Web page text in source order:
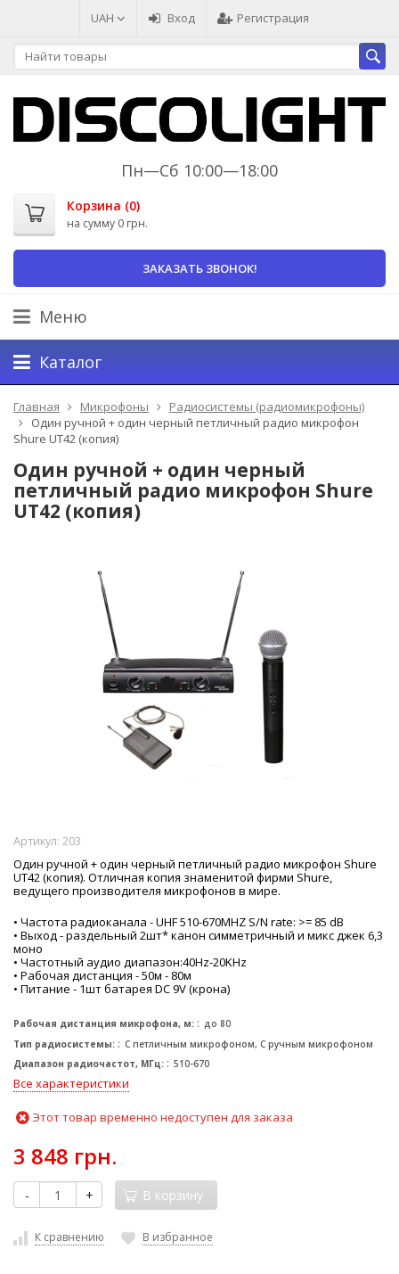
UAH Вход Регистрация
Пн—Сб 10:00—18:00
Корзина (0)
на сумму 0 грн.
ЗАКАЗАТЬ ЗВОНОК!
Меню
Каталог
Главная Микрофоны
Радиосистемы (радиомикрофоны)
Один ручной + один черный петличный радио микрофон
Shure UT42 (копия)
Один ручной + один черный
петличный радио микрофон Shure
UT42 (копия)
Артикул: 203
Один ручной + один черный петличный радио микрофон Shure
UT42 (копия). Отличная копия знаменитой фирми Shure,
ведущего производителя микрофонов в мире.
• Частота радиоканала - UHF 510-670MHZ S/N rate: >= 85 dB
• Выход - раздельный 2шт* канон симметричный и микс джек 6,3
моно
• Частотный аудио диапазон:40Hz-20KHz
• Рабочая дистанция - 50м - 80м
• Питание - 1шт батарея DC 9V (крона)
Рабочая дистанция микрофона, м:
до 80
Тип радиосистемы:
С петличным микрофоном, С ручным микрофоном
Диапазон радиочастот, МГц:
510-670
Все характеристики
Этот товар временно недоступен для заказа
3 848 грн.
- + В корзину
К сравнению В избранное